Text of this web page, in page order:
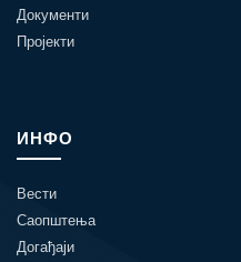
Документи
Пројекти
ИНФО
Вести
Саопштења
Догађаји